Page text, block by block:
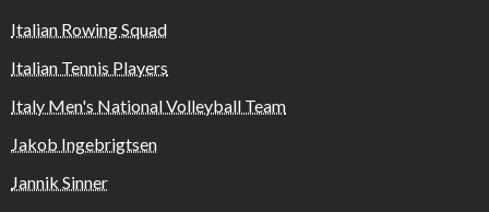
Italian Rowing Squad
Italian Tennis Players
Italy Men's National Volleyball Team
Jakob Ingebrigtsen
Jannik Sinner